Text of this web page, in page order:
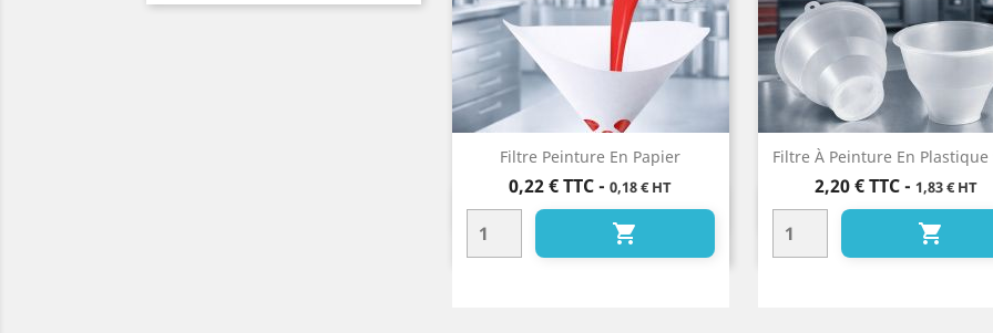
Filtre Peinture En Papier
Prix
0,22 €TTC- 0,18 € HT

Aperçu rapide
Filtre À Peinture En Plastique
Prix
2,20 €TTC- 1,83 € HT

Aperçu rapide